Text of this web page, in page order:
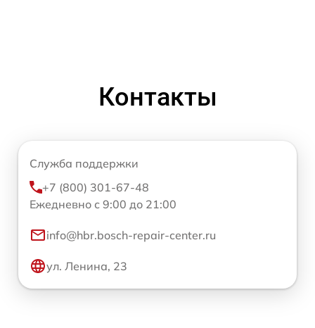
Контакты
Служба поддержки
+7 (800) 301-67-48
Ежедневно с 9:00 до 21:00
info@hbr.bosch-repair-center.ru
ул. Ленина, 23